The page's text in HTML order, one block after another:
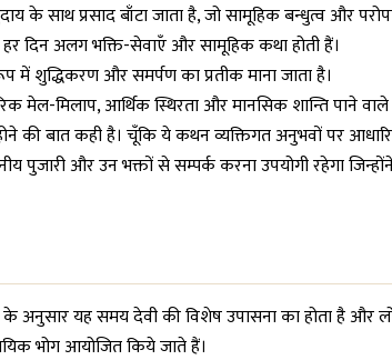
साथ प्रसाद बाँटा जाता है, जो सामूहिक बन्धुत्व और
हर दिन अलग भक्ति-सेवाएँ और सामूहिक कथा होती हैं।
शुद्धिकरण और समर्पण का प्रतीक माना जाता है।
मेल-मिलाप, आर्थिक स्थिरता और मानसिक शान्ति पाने
की बात कही है। चूँकि ये कथन व्यक्तिगत अनुभवों पर
पुजारी और उन भक्तों से सम्पर्क करना उपयोगी रहेगा
के अनुसार यह समय देवी की विशेष उपासना का होता है और
भोग आयोजित किये जाते हैं।